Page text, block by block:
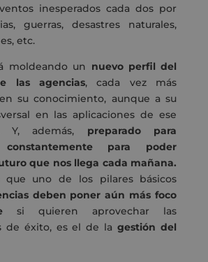
inesperados cada dos por
guerras, desastres naturales,
etc.
moldeando un nuevo perfil del
las agencias, cada vez más
su conocimiento, aunque a su
en las aplicaciones de ese
Y, además, preparado para
constantemente para poder
que nos llega cada mañana.
que uno de los pilares básicos
deben poner aún más foco
si quieren aprovechar las
de éxito, es el de lagestión del